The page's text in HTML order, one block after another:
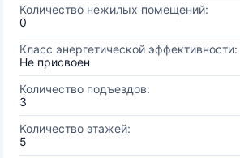
Количество нежилых помещений:
0
Класс энергетической эффективности:
Не присвоен
Количество подъездов:
3
Количество этажей:
5